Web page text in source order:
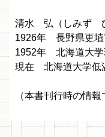
清水 弘（しみず
1926年 長野県更埴
1952年 北海道大学
現在 北海道大学低
（本書刊行時の情報